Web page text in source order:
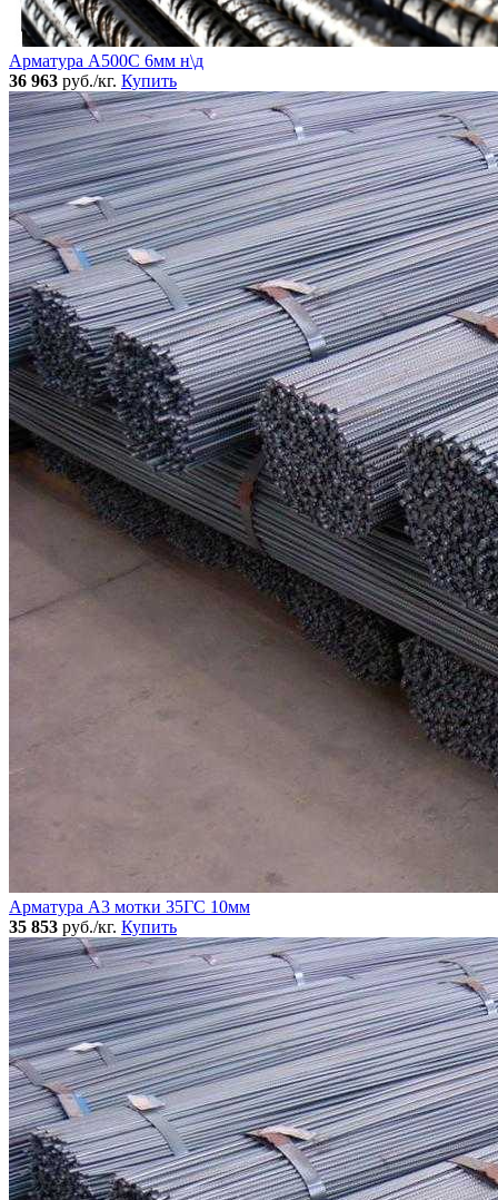
Арматура А500С 6мм н\д
36 963 руб./кг. Купить
Арматура А3 мотки 35ГС 10мм
35 853 руб./кг. Купить